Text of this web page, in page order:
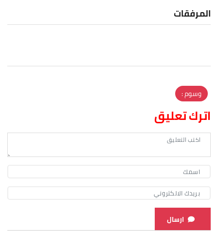
المرفقات
وسوم :
اترك تعليق
ارسال